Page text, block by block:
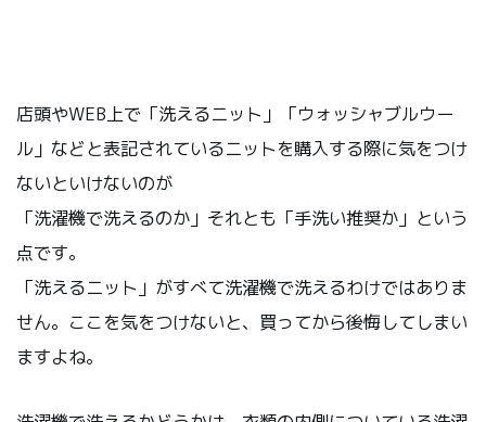
店頭やWEB上で「洗えるニット」「ウォッシャブルウー
ル」などと表記されているニットを購入する際に気をつけ
ないといけないのが
「洗濯機で洗えるのか」それとも「手洗い推奨か」という
点です。
「洗えるニット」がすべて洗濯機で洗えるわけではありま
せん。ここを気をつけないと、買ってから後悔してしまい
ますよね。